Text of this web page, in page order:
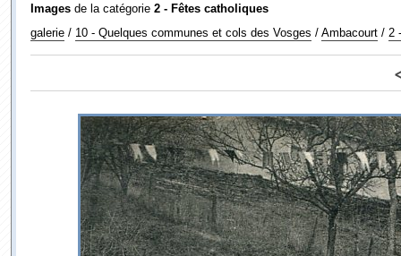
Imagesde la catégorie 2 - Fêtes catholiques
galerie/ 10 - Quelques communes et cols des Vosges / Ambacourt/ 2